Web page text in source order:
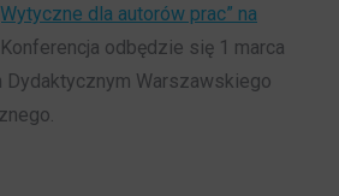
dla autorów prac” na
. Konferencja odbędzie się 1 marca
Dydaktycznym Warszawskiego